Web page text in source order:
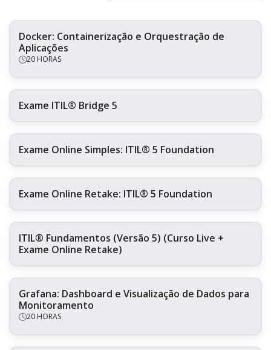
Docker: Containerização e Orquestração de
Aplicações
20 HORAS
Exame ITIL® Bridge 5
Exame Online Simples: ITIL® 5 Foundation
Exame Online Retake: ITIL® 5 Foundation
ITIL® Fundamentos (Versão 5) (Curso Live +
Exame Online Retake)
Grafana: Dashboard e Visualização de Dados para
Monitoramento
20 HORAS